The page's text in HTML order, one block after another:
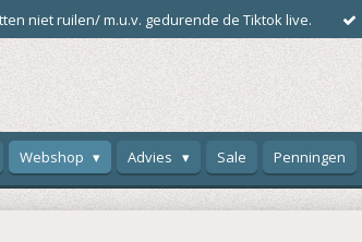
niet ruilen/ m.u.v. gedurende de Tiktok live.
Webshop Advies Sale Penningen